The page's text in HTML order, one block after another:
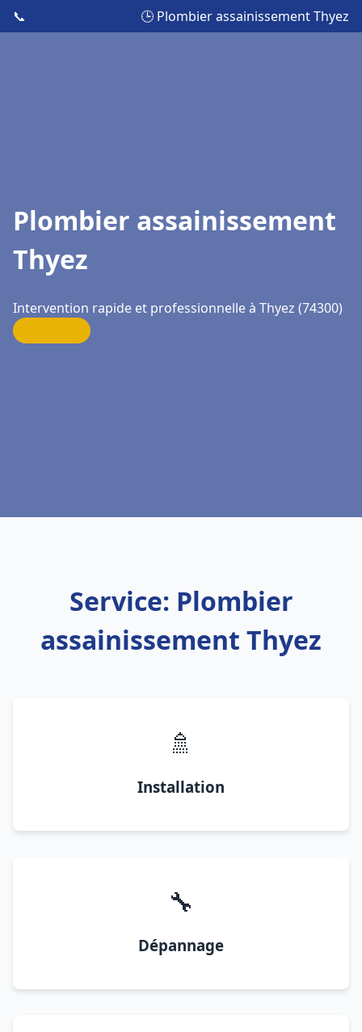
📞 🕒 Plombier assainissement Thyez
Plombier assainissement
Thyez
Intervention rapide et professionnelle à Thyez (74300)
Service: Plombier
assainissement Thyez
🚿
Installation
🔧
Dépannage